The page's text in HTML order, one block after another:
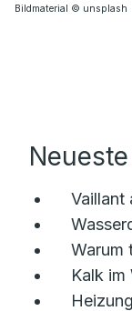
Bildmaterial © unsplash
Vaillant
Warum
Kalk im